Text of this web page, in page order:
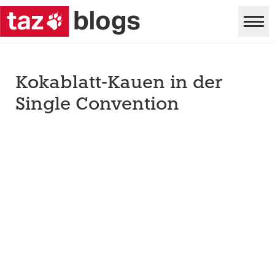
Kokablatt-Kauen in der
Single Convention